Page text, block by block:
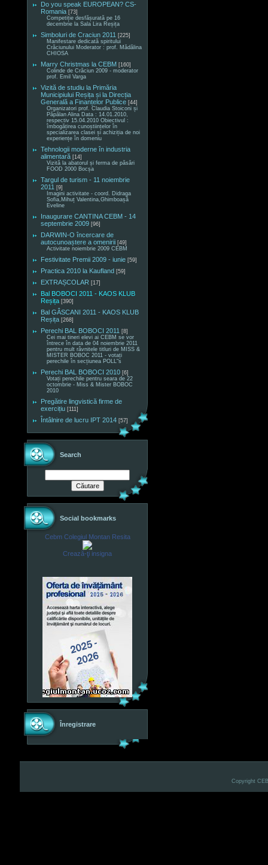
Do you speak EUROPEAN? CS-
Romania [73]
Competiție desfășurată pe 16
decembrie la Sala Lira Reșița
Simboluri de Craciun 2011 [225]
Manifestare dedicată spiritului
Crăciunului Moderator : prof. Mădălina
CHIOSA
Marry Christmas la CEBM [160]
Colinde de Crăciun 2009 - moderator
prof. Emil Varga
Vizită de studiu la Primăria
Municipiului Reșița și la Direcția
Generală a Finanțelor Publice [44]
Organizatori prof. Claudia Stoiconi și
Păpălan Alina Data : 14.01.2010,
respectiv 15.04.2010 Obiectivul :
îmbogățirea cunoștiințelor în
specializarea clasei și achiziția de noi
experiențe în domeniu
Tehnologii moderne în industria
alimentară [14]
Vizită la abatorul și ferma de păsări
FOOD 2000 Bocșa
Targul de turism - 11 noiembrie
2011 [9]
Imagini activitate - coord. Didraga
Sofia,Mihuț Valentina,Ghimboașă
Eveline
Inaugurare CANTINA CEBM - 14
septembrie 2009 [96]
DARWIN-O încercare de
autocunoaștere a omenirii [49]
Activitate noiembrie 2009 CEBM
Festivitate Premii 2009 - iunie [59]
Practica 2010 la Kaufland [59]
EXTRAȘCOLAR [17]
Bal BOBOCI 2011 - KAOS KLUB
Reșița [390]
Bal GÂSCANI 2011 - KAOS KLUB
Reșița [268]
Perechi BAL BOBOCI 2011 [8]
Cei mai tineri elevi ai CEBM se vor
întrece în data de 04 noiembrie 2011
pentru mult râvnitele titluri de MISS &
MISTER BOBOC 2011 - votați
perechile în secțiunea POLL"s
Perechi BAL BOBOCI 2010 [6]
Votați perechile pentru seara de 22
octombrie - Miss & Mister BOBOC
2010
Pregătire lingvistică firme de
exercițiu [111]
Întâlnire de lucru IPT 2014 [57]
Search
Social bookmarks
Cebm Colegiul Montan Resita
Crează-ţi insigna
Înregistrare
Copyright